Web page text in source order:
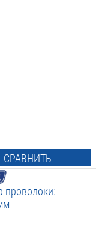
СРАВНИТЬ
проволоки: